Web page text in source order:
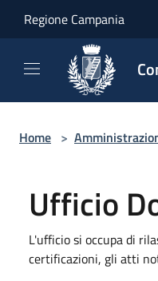
Regione Campania
Home >
Ufficio
L'ufficio si occupa di
certificazioni, gli atti